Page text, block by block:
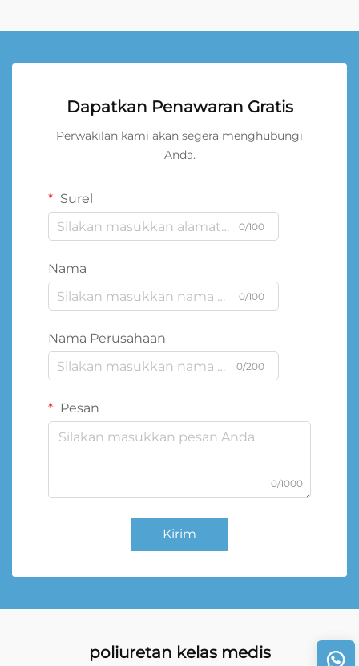
Dapatkan Penawaran Gratis
Perwakilan kami akan segera menghubungi
Anda.
Surel
0/100
Nama
0/100
Nama Perusahaan
0/200
Pesan
0/1000
Kirim
poliuretan kelas medis